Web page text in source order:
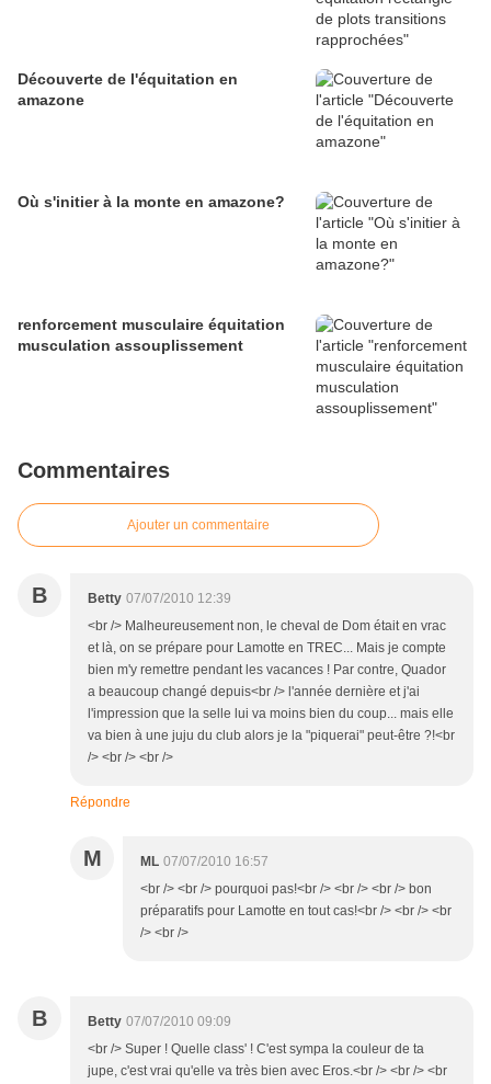
Découverte de l'équitation en
amazone
Où s'initier à la monte en amazone?
renforcement musculaire équitation
musculation assouplissement
Commentaires
Ajouter un commentaire
B Betty 07/07/2010 12:39
<br /> Malheureusement non, le cheval de Dom était en vrac
et là, on se prépare pour Lamotte en TREC... Mais je compte
bien m'y remettre pendant les vacances ! Par contre, Quador
a beaucoup changé depuis<br /> l'année dernière et j'ai
l'impression que la selle lui va moins bien du coup... mais elle
va bien à une juju du club alors je la "piquerai" peut-être ?!<br
/> <br /> <br />
Répondre
M ML 07/07/2010 16:57
<br /> <br /> pourquoi pas!<br /> <br /> <br /> bon
préparatifs pour Lamotte en tout cas!<br /> <br /> <br
/> <br />
B Betty 07/07/2010 09:09
<br /> Super ! Quelle class' ! C'est sympa la couleur de ta
jupe, c'est vrai qu'elle va très bien avec Eros.<br /> <br /> <br